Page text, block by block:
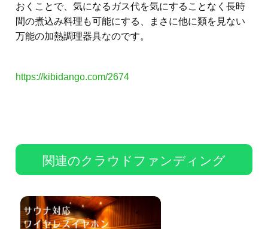
おくことで、気になるガス代を気にすることなく長時
間の煮込み料理も可能にする、まさに他に類を見ない
万能の加熱調理器具なのです。
https://kibidango.com/2674
関連のクラウドファンディング